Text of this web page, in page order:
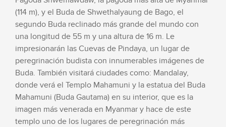
(114 m), y el Buda de Shwethalyaung de Bago, el
segundo Buda reclinado más grande del mundo con
una longitud de 55 m y una altura de 16 m. Le
impresionarán las Cuevas de Pindaya, un lugar de
peregrinación budista con innumerables imágenes de
Buda. También visitará ciudades como: Mandalay,
donde verá el Templo Mahamuni y la estatua del Buda
Mahamuni (Buda Gautama) en su interior, que es la
imagen más venerada en Myanmar y hace de este
templo uno de los lugares de peregrinación más